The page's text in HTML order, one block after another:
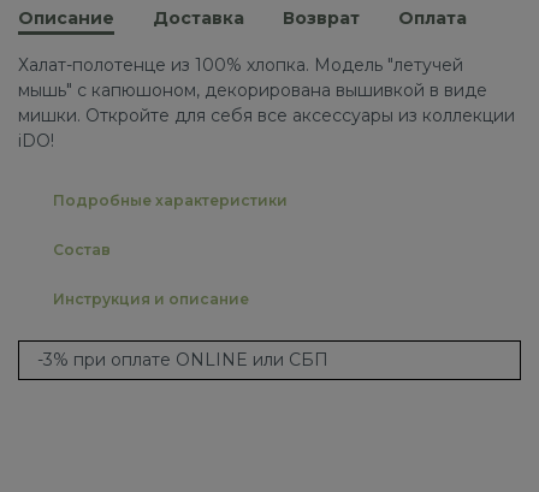
Описание Доставка Возврат Оплата
Халат-полотенце из 100% хлопка. Модель "летучей
мышь" с капюшоном, декорирована вышивкой в ​​виде
мишки. Откройте для себя все аксессуары из коллекции
iDO!
Подробные характеристики
Состав
Инструкция и описание
-3% при оплате ONLINE или СБП